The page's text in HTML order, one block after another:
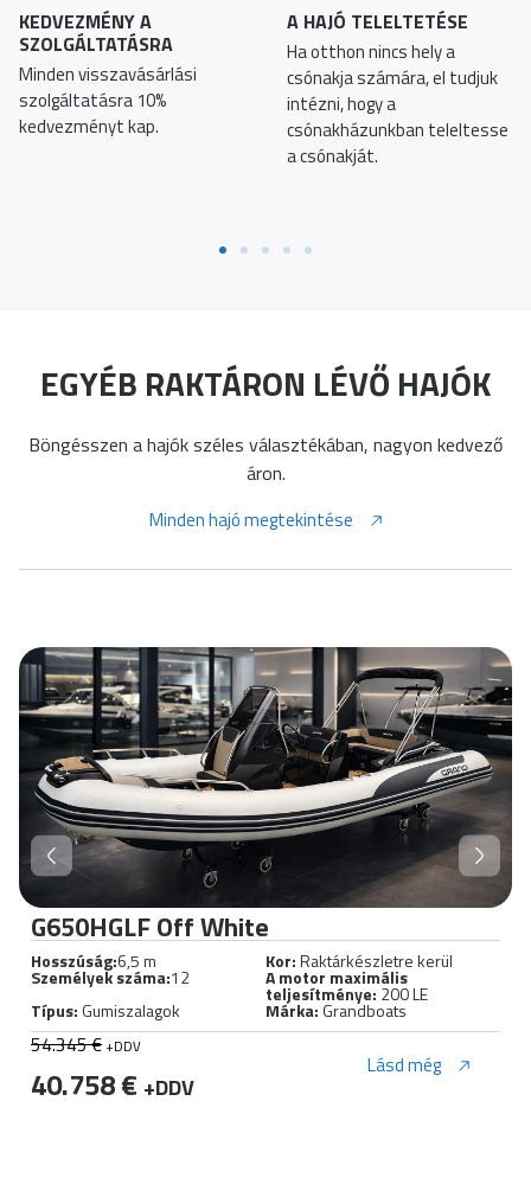
KEDVEZMÉNY A
SZOLGÁLTATÁSRA
Minden visszavásárlási
szolgáltatásra 10%
kedvezményt kap.
A HAJÓ TELELTETÉSE
Ha otthon nincs hely a
csónakja számára, el tudjuk
intézni, hogy a
csónakházunkban teleltesse
a csónakját.
EGYÉB RAKTÁRON LÉVŐ HAJÓK
Böngésszen a hajók széles választékában, nagyon kedvező
áron.
Minden hajó megtekintése
G650HGLF Off White
Hosszúság:6,5 m Kor:Raktárkészletre kerül
Személyek száma:12 A motor maximális
teljesítménye: 200 LE
Típus: Gumiszalagok Márka: Grandboats
54.345 € +DDV
40.758 € +DDV
Lásd még